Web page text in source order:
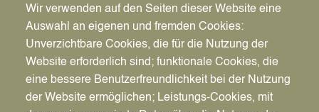
WIRTSCHAFTSFÖRDERUNG
Aktuelles für Unternehmen
Wir verwenden auf den Seiten dieser Website eine
Auswahl an eigenen und fremden Cookies:
Unverzichtbare Cookies, die für die Nutzung der
Website erforderlich sind; funktionale Cookies, die
eine bessere Benutzerfreundlichkeit bei der Nutzung
der Website ermöglichen; Leistungs-Cookies, mit